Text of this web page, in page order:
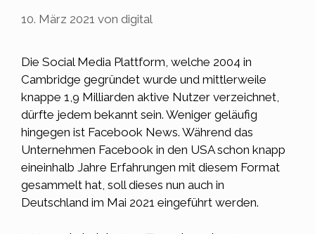
10. März 2021 von digital
Die Social Media Plattform, welche 2004 in
Cambridge gegründet wurde und mittlerweile
knappe 1,9 Milliarden aktive Nutzer verzeichnet,
dürfte jedem bekannt sein. Weniger geläufig
hingegen ist Facebook News. Während das
Unternehmen Facebook in den USA schon knapp
eineinhalb Jahre Erfahrungen mit diesem Format
gesammelt hat, soll dieses nun auch in
Deutschland im Mai 2021 eingeführt werden.